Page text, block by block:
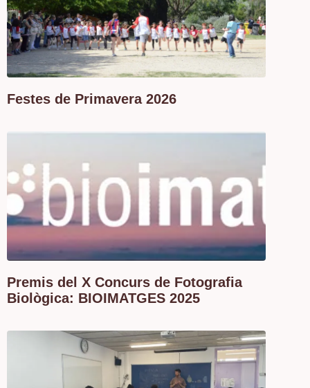
Festes de Primavera 2026
Premis del X Concurs de Fotografia
Biològica: BIOIMATGES 2025